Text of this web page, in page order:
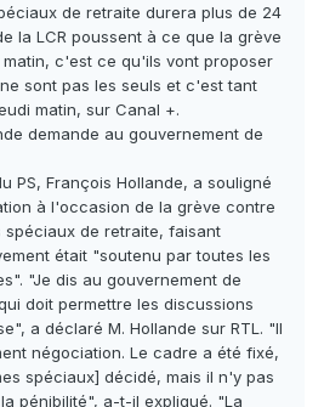
de retraite durera plus de 24
la LCR poussent à ce que la grève
c'est ce qu'ils vont proposer
sont pas les seuls et c'est tant
matin, sur Canal +.
demande au gouvernement de
PS, François Hollande, a souligné
à l'occasion de la grève contre
spéciaux de retraite, faisant
était "soutenu par toutes les
"Je dis au gouvernement de
doit permettre les discussions
a déclaré M. Hollande sur RTL. "Il
négociation. Le cadre a été fixé,
spéciaux] décidé, mais il n'y pas
pénibilité", a-t-il expliqué. "La